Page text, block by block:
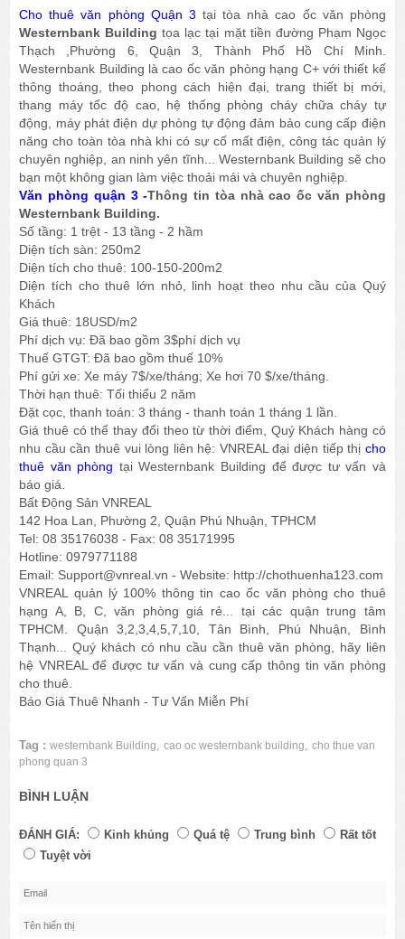
Cho thuê văn phòng Quận 3 tại tòa nhà cao ốc văn phòng
Westernbank Building tọa lạc tại mặt tiền đường Phạm Ngọc
Thạch ,Phường 6, Quận 3, Thành Phố Hồ Chí Minh.
Westernbank Building là cao ốc văn phòng hạng C+ với thiết kế
thông thoáng, theo phong cách hiện đại, trang thiết bị mới,
thang máy tốc độ cao, hệ thống phòng cháy chữa cháy tự
động, máy phát điện dự phòng tự động đảm bảo cung cấp điện
năng cho toàn tòa nhà khi có sự cố mất điện, công tác quản lý
chuyên nghiệp, an ninh yên tĩnh... Westernbank Building sẽ cho
bạn một không gian làm việc thoải mái và chuyên nghiệp.
Văn phòng quận 3 -Thông tin tòa nhà cao ốc văn phòng
Westernbank Building.
Số tầng: 1 trệt - 13 tầng - 2 hầm
Diện tích sàn: 250m2
Diện tích cho thuê: 100-150-200m2
Diện tích cho thuê lớn nhỏ, linh hoạt theo nhu cầu của Quý
Khách
Giá thuê: 18USD/m2
Phí dịch vụ: Đã bao gồm 3$phí dịch vụ
Thuế GTGT: Đã bao gồm thuế 10%
Phí gửi xe: Xe máy 7$/xe/tháng; Xe hơi 70 $/xe/tháng.
Thời hạn thuê: Tối thiểu 2 năm
Đặt cọc, thanh toán: 3 tháng - thanh toán 1 tháng 1 lần.
Giá thuê có thể thay đổi theo từ thời điểm, Quý Khách hàng có
nhu cầu cần thuê vui lòng liên hệ: VNREAL đại diện tiếp thị cho
thuê văn phòng tại Westernbank Building để được tư vấn và
báo giá.
Bất Động Sản VNREAL
142 Hoa Lan, Phường 2, Quận Phú Nhuận, TPHCM
Tel: 08 35176038 - Fax: 08 35171995
Hotline: 0979771188
Email: Support@vnreal.vn - Website: http://chothuenha123.com
VNREAL quản lý 100% thông tin cao ốc văn phòng cho thuê
hạng A, B, C, văn phòng giá rẻ... tại các quận trung tâm
TPHCM. Quận 3,2,3,4,5,7,10, Tân Bình, Phú Nhuận, Bình
Thạnh... Quý khách có nhu cầu cần thuê văn phòng, hãy liên
hệ VNREAL để được tư vấn và cung cấp thông tin văn phòng
cho thuê.
Báo Giá Thuê Nhanh - Tư Vấn Miễn Phí
Tag : westernbank Building,cao oc westernbank building,cho thue van
phong quan 3
BÌNH LUẬN
ĐÁNH GIÁ: Kinh khủng Quá tệ Trung bình
Rất tốt
Tuyệt vời